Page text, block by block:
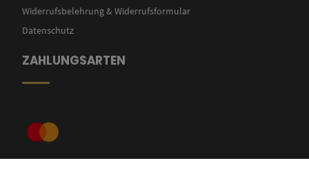
Widerrufsbelehrung & Widerrufsformular
Datenschutz
ZAHLUNGSARTEN